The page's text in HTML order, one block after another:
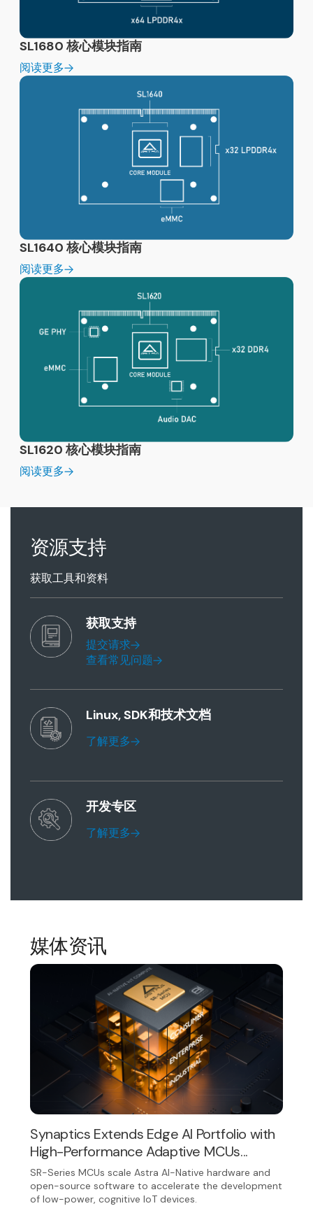
SL1680 核心模块指南
阅读更多
SL1640 核心模块指南
阅读更多
SL1620 核心模块指南
阅读更多
资源支持
获取工具和资料
获取支持
提交请求
查看常见问题
Linux, SDK和技术文档
了解更多
开发专区
了解更多
媒体资讯
Synaptics Extends Edge AI Portfolio with
High-Performance Adaptive MCUs...
SR-Series MCUs scale Astra AI-Native hardware and
open-source software to accelerate the development
of low-power, cognitive IoT devices.